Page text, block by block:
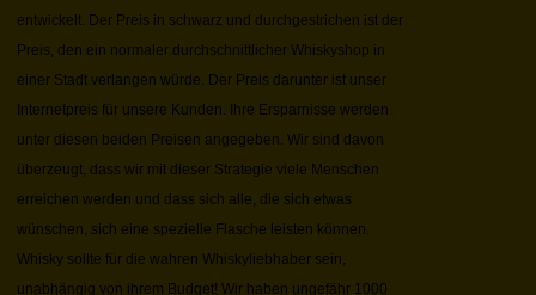
entwickelt. Der Preis in schwarz und durchgestrichen ist der
Preis, den ein normaler durchschnittlicher Whiskyshop in
einer Stadt verlangen würde. Der Preis darunter ist unser
Internetpreis für unsere Kunden. Ihre Ersparnisse werden
unter diesen beiden Preisen angegeben. Wir sind davon
überzeugt, dass wir mit dieser Strategie viele Menschen
erreichen werden und dass sich alle, die sich etwas
wünschen, sich eine spezielle Flasche leisten können.
Whisky sollte für die wahren Whiskyliebhaber sein,
unabhängig von ihrem Budget! Wir haben ungefähr 1000